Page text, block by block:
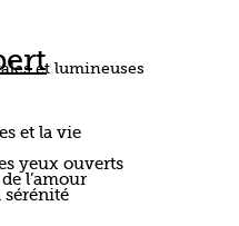
et lumineuses
et la vie
yeux ouverts
l’amour
sérénité